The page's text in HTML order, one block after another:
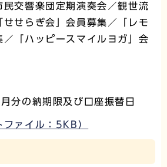
民交響楽団定期演奏会／観世流
せせらぎ会」会員募集／「レモ
／「ハッピースマイルヨガ」会
分の納期限及び口座振替日
ァイル：5KB）